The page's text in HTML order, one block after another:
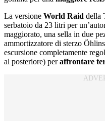
La versione World Raid della
serbatoio da 23 litri per
maggiorato, una sella in due
ammortizzatore di sterzo
escursione completamente
al posteriore) peraffrontare